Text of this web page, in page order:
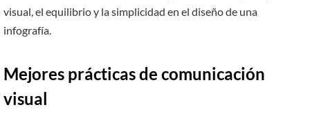
visual, el equilibrio y la simplicidad en el diseño de una
infografía.
Mejores prácticas de comunicación
visual